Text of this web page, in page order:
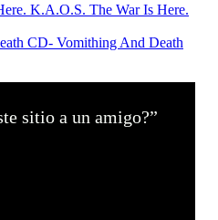
K.A.O.S. The War Is Here.
CD- Vomithing And Death
sitio a un amigo?”